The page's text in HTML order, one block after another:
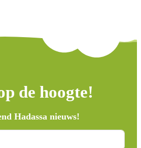
de hoogte!
Hadassa nieuws!